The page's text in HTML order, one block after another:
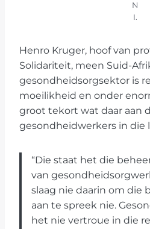
N
I.
Henro Kruger, hoof van
Solidariteit, meen Suid-
gesondheidsorgsektor is
moeilikheid en onder
groot tekort wat daar aan
gesondheidwerkers in die
“Die staat het die
van
slaag nie daarin om die
aan te spreek nie.
het nie vertroue in die